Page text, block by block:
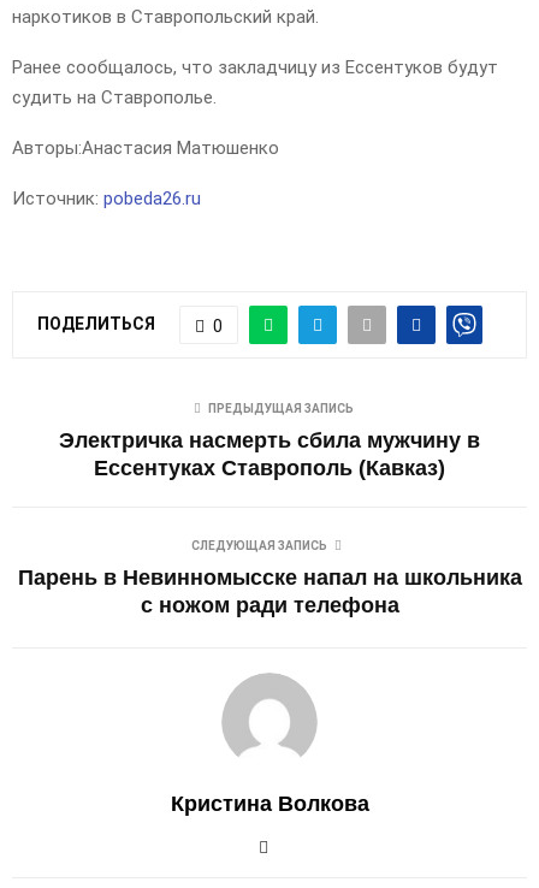
наркотиков в Ставропольский край.
Ранее сообщалось, что закладчицу из Ессентуков будут
судить на Ставрополье.
Авторы:Анастасия Матюшенко
Источник: pobeda26.ru
ПОДЕЛИТЬСЯ 0
ПРЕДЫДУЩАЯ ЗАПИСЬ
Электричка насмерть сбила мужчину в
Ессентуках Ставрополь (Кавказ)
СЛЕДУЮЩАЯ ЗАПИСЬ
Парень в Невинномысске напал на школьника
с ножом ради телефона
Кристина Волкова